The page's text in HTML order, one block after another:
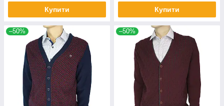
Купити Купити
–50% –50%